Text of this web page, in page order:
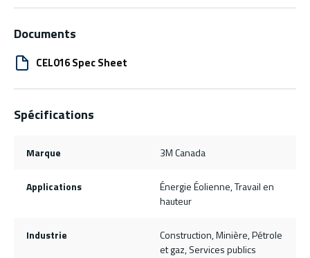
Documents
CEL016 Spec Sheet
Spécifications
Marque 3M Canada
Applications
Énergie Éolienne, Travail en
hauteur
Industrie
Construction, Minière, Pétrole
et gaz, Services publics